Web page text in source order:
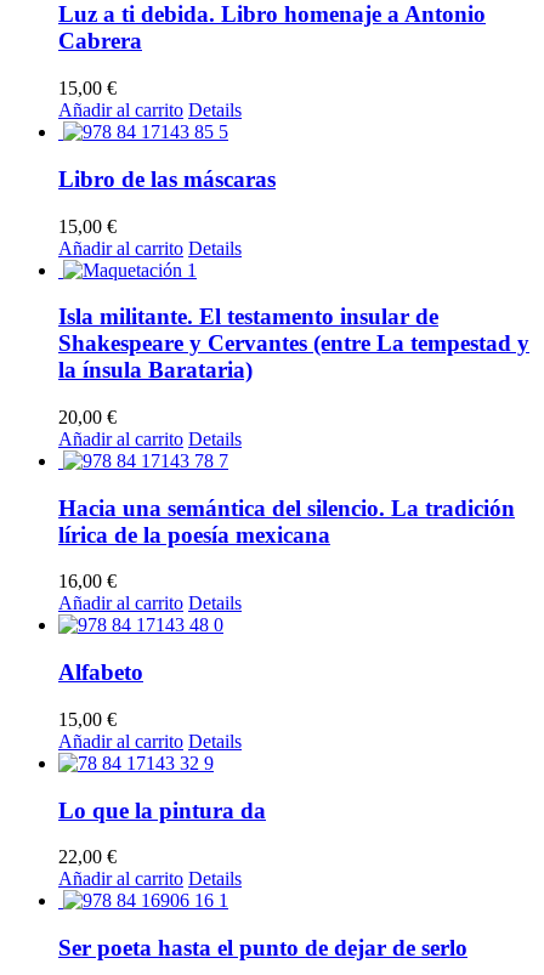
Luz a ti debida. Libro homenaje a Antonio
Cabrera
15,00 €
Añadir al carrito Details
Libro de las máscaras
15,00 €
Añadir al carrito Details
Isla militante. El testamento insular de
Shakespeare y Cervantes (entre La tempestad y
la ínsula Barataria)
20,00 €
Añadir al carrito Details
Hacia una semántica del silencio. La tradición
lírica de la poesía mexicana
16,00 €
Añadir al carrito Details
Alfabeto
15,00 €
Añadir al carrito Details
Lo que la pintura da
22,00 €
Añadir al carrito Details
Ser poeta hasta el punto de dejar de serlo